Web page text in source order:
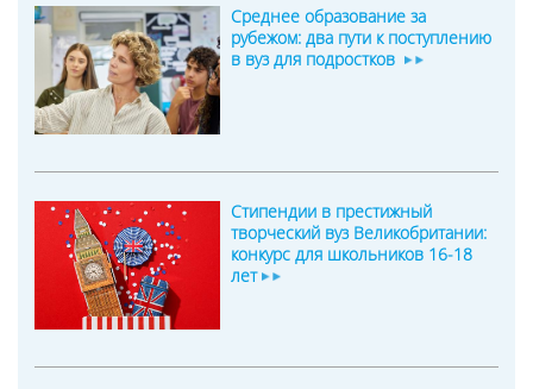
Среднее образование за
рубежом: два пути к поступлению
в вуз для подростков
Стипендии в престижный
творческий вуз Великобритании:
конкурс для школьников 16-18
лет